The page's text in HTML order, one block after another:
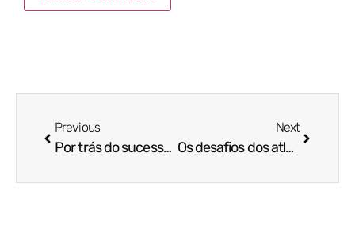
Previous
Por trás do sucesso dos atletas: cinco aspectos invisíveis que moldam suas vidas
Next
Os desafios dos atletas amadores